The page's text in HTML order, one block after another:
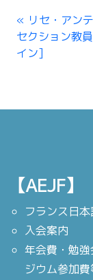
リセ・アン
セクション教
イン]
【AEJF】
フランス日
入会案内
年会費・勉
ジウム参加